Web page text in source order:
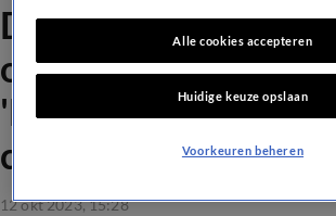
Dick Advocaat
opstelling voor
'Lekker makkelijk als
club hebt'
12 okt 2023, 15:28
Alle cookies accepteren
Huidige keuze opslaan
Voorkeuren beheren